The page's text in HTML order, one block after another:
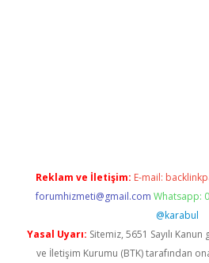
Reklam ve İletişim: E-mail:
forumhizmeti@gmail.com Whatsapp:
@karabul
Yasal Uyarı: Sitemiz, 5651 Sayılı
ve İletişim Kurumu (BTK) tarafından